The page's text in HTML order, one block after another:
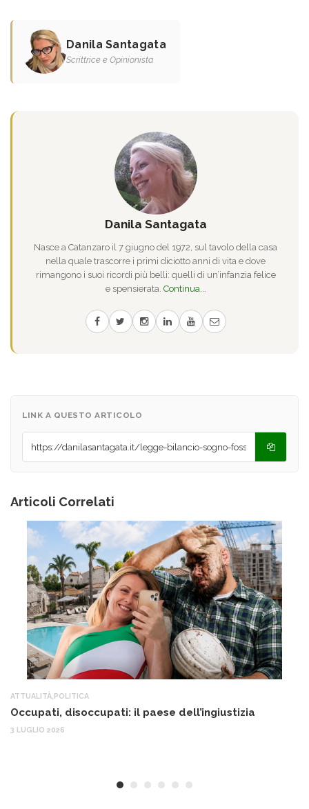
Danila Santagata
Scrittrice e Opinionista
Danila Santagata
Nasce a Catanzaro il 7 giugno del 1972, sul tavolo della casa
nella quale trascorre i primi diciotto anni di vita e dove
rimangono i suoi ricordi più belli: quelli di un’infanzia felice
e spensierata. Continua...
LINK A QUESTO ARTICOLO
Articoli Correlati
ATTUALITÀ, POLITICA
Occupati, disoccupati: il paese dell’ingiustizia
3 LUGLIO 2026